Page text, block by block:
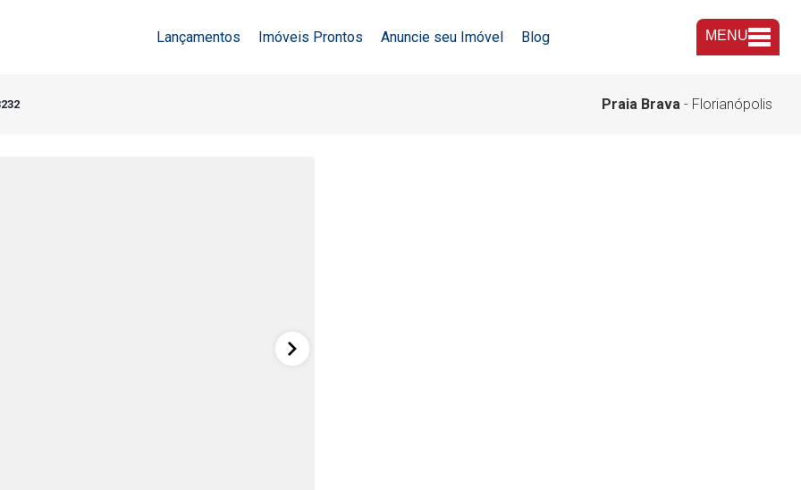
Lançamentos Imóveis Prontos Anuncie seu Imóvel Blog MENU
Praia Brava - Florianópolis